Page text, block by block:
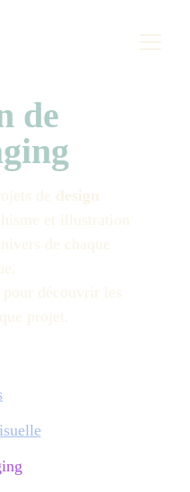
de
de design
et illustration
de chaque
découvrir les
projet.